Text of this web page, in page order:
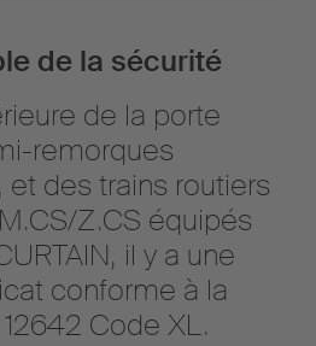
de la sécurité
de la porte
remorques
et des trains routiers
Z.CS équipés
il y a une
conforme à la
Code XL.